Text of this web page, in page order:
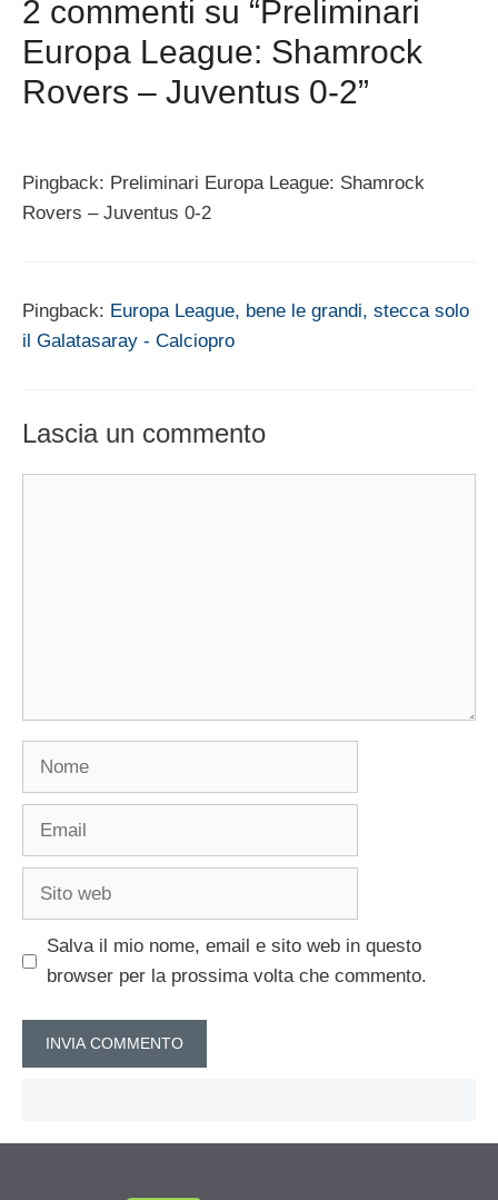
2 commenti su “Preliminari
Europa League: Shamrock
Rovers – Juventus 0-2”
Pingback: Preliminari Europa League: Shamrock
Rovers – Juventus 0-2
Pingback: Europa League, bene le grandi, stecca solo
il Galatasaray - Calciopro
Lascia un commento
Nome
Email
Sito
Salva il mio nome, email e sito web in questo
browser per la prossima volta che commento.